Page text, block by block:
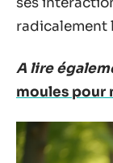
radicalement
A lire
moules pour